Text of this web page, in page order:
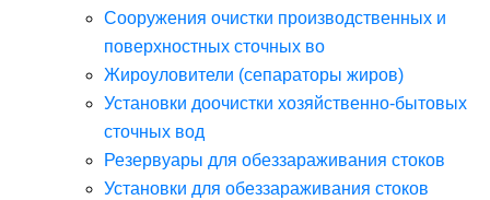
Сооружения очистки производственных и
поверхностных сточных во
Жироуловители (сепараторы жиров)
Установки доочистки хозяйственно-бытовых
сточных вод
Резервуары для обеззараживания стоков
Установки для обеззараживания стоков